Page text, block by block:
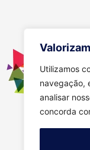
Utilizamos
navegação,
analisar
concorda